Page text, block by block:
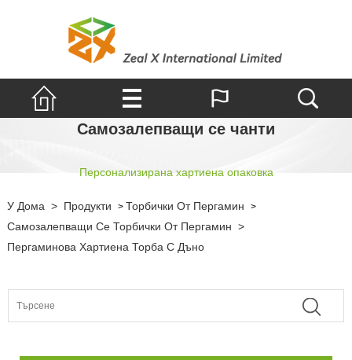
Самозалепващи се чанти
Персонализирана хартиена опаковка
У Дома > Продукти > Торбички От Пергамин >
Самозалепващи Се Торбички От Пергамин >
Пергаминова Хартиена Торба С Дъно